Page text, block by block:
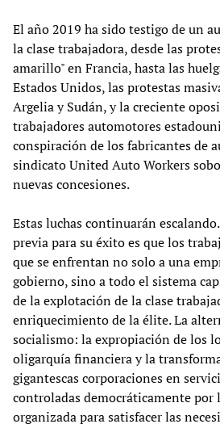
El año 2019 ha sido testigo de un
la clase trabajadora, desde las
amarillo" en Francia, hasta las
Estados Unidos, las protestas
Argelia y Sudán, y la creciente
trabajadores automotores
conspiración de los fabricantes de
sindicato United Auto Workers
nuevas concesiones.
Estas luchas continuarán
previa para su éxito es que los
que se enfrentan no solo a una
gobierno, sino a todo el sistema
de la explotación de la clase
enriquecimiento de la élite. La
socialismo: la expropiación de los
oligarquía financiera y la
gigantescas corporaciones en
controladas democráticamente por
organizada para satisfacer las